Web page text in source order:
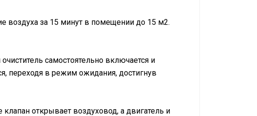
воздуха за 15 минут в помещении до 15 м2.
самостоятельно включается и
переходя в режим ожидания, достигнув
открывает воздуховод, а двигатель и